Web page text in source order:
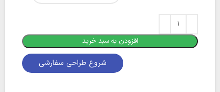
شروع طراحی سفارشی
افزودن به سبد خرید